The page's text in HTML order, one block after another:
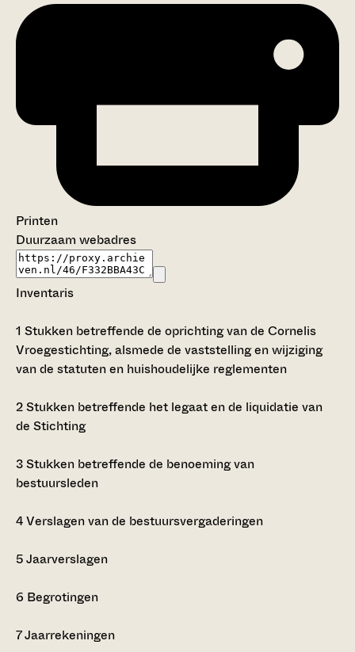
Printen
Duurzaam webadres
Inventaris
1 Stukken betreffende de oprichting van de Cornelis
Vroegestichting, alsmede de vaststelling en wijziging
van de statuten en huishoudelijke reglementen
2Stukken betreffende het legaat en de liquidatie van
de Stichting
3Stukken betreffende de benoeming van
bestuursleden
4Verslagen van de bestuursvergaderingen
5Jaarverslagen
6 Begrotingen
7Jaarrekeningen